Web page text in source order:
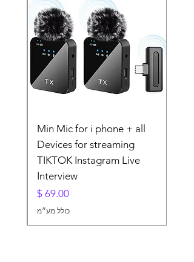
Min Mic for i phone + all
Devices for streaming
TIKTOK Instagram Live
Interview
מחיר
כולל מע״מ